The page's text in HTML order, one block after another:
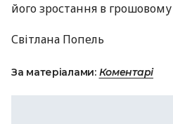
його зростання в
Світлана Попель
За матеріалами: Коментарі